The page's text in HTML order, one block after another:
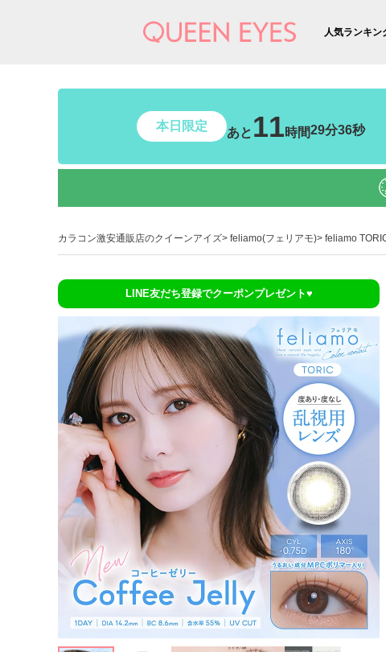
人気ランキン
本日限定 あと 11時間29分34秒
カラコン激安通販店のクイーンアイズ feliamo(フェリアモ) feliamo
LINE友だち登録でクーポンプレゼント♥